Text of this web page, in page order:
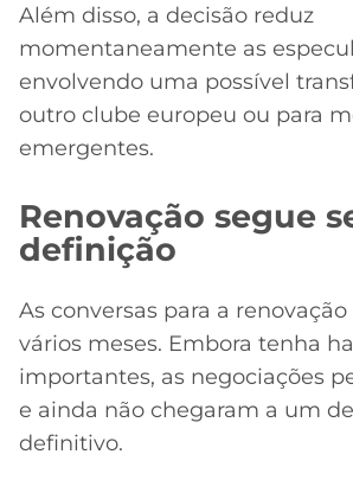
Além disso, a decisão reduz
momentaneamente as
envolvendo uma possível
outro clube europeu ou para
emergentes.
Renovação segue
definição
As conversas para a
vários meses. Embora tenha
importantes, as negociações
e ainda não chegaram a um
definitivo.